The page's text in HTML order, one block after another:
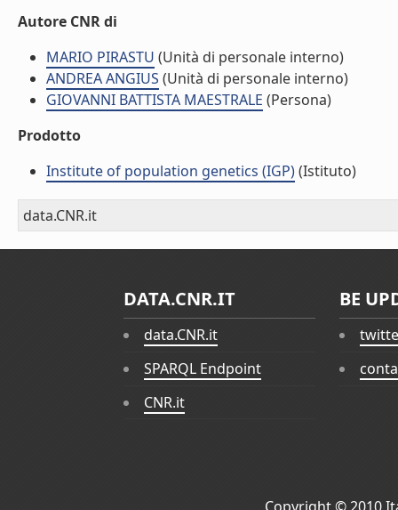
Autore CNR di
MARIO PIRASTU (Unità di personale interno)
ANDREA ANGIUS (Unità di personale interno)
GIOVANNI BATTISTA MAESTRALE (Persona)
Prodotto
Institute of population genetics (IGP)(Istituto)
data.CNR.it
DATA.CNR.IT
data.CNR.it
SPARQL Endpoint
CNR.it
BE